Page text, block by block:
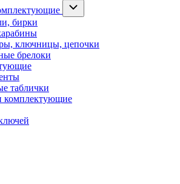
бирки
ключницы, цепочки
брелоки
таблички
комплектующие